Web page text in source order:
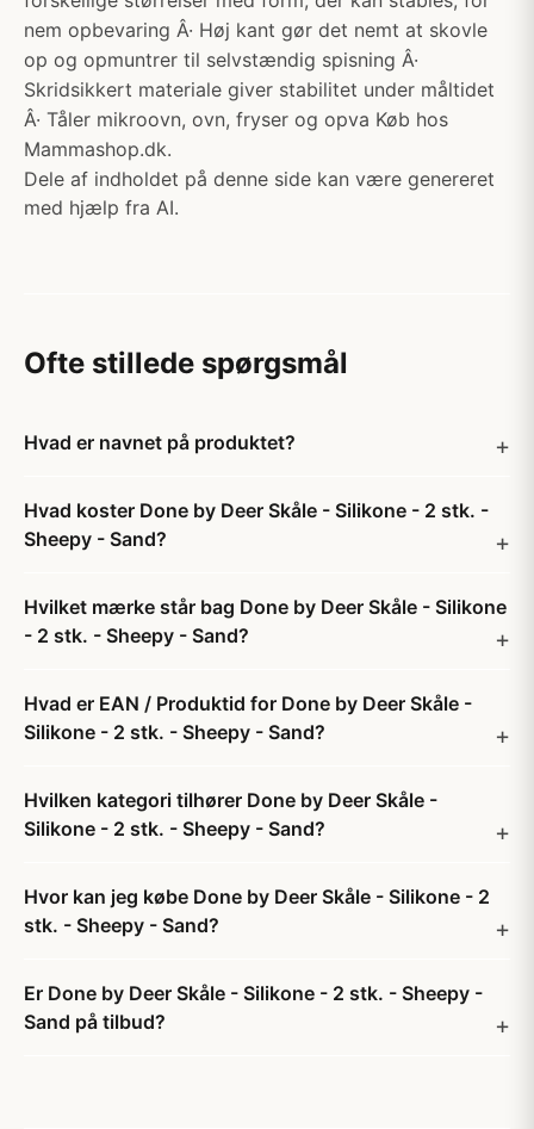
nem opbevaring Â· Høj kant gør det nemt at skovle
op og opmuntrer til selvstændig spisning Â·
Skridsikkert materiale giver stabilitet under måltidet
Â· Tåler mikroovn, ovn, fryser og opva Køb hos
Mammashop.dk.
Dele af indholdet på denne side kan være genereret
med hjælp fra AI.
Ofte stillede spørgsmål
Hvad er navnet på produktet?
Hvad koster Done by Deer Skåle - Silikone - 2 stk. -
Sheepy - Sand?
Hvilket mærke står bag Done by Deer Skåle - Silikone
- 2 stk. - Sheepy - Sand?
Hvad er EAN / Produktid for Done by Deer Skåle -
Silikone - 2 stk. - Sheepy - Sand?
Hvilken kategori tilhører Done by Deer Skåle -
Silikone - 2 stk. - Sheepy - Sand?
Hvor kan jeg købe Done by Deer Skåle - Silikone - 2
stk. - Sheepy - Sand?
Er Done by Deer Skåle - Silikone - 2 stk. - Sheepy -
Sand på tilbud?